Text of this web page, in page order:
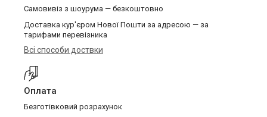
Самовивіз з шоурума — безкоштовно
Доставка кур'єром Нової Пошти за адресою — за
тарифами перевізника
Всі способи доствки
Оплата
Безготівковий розрахунок